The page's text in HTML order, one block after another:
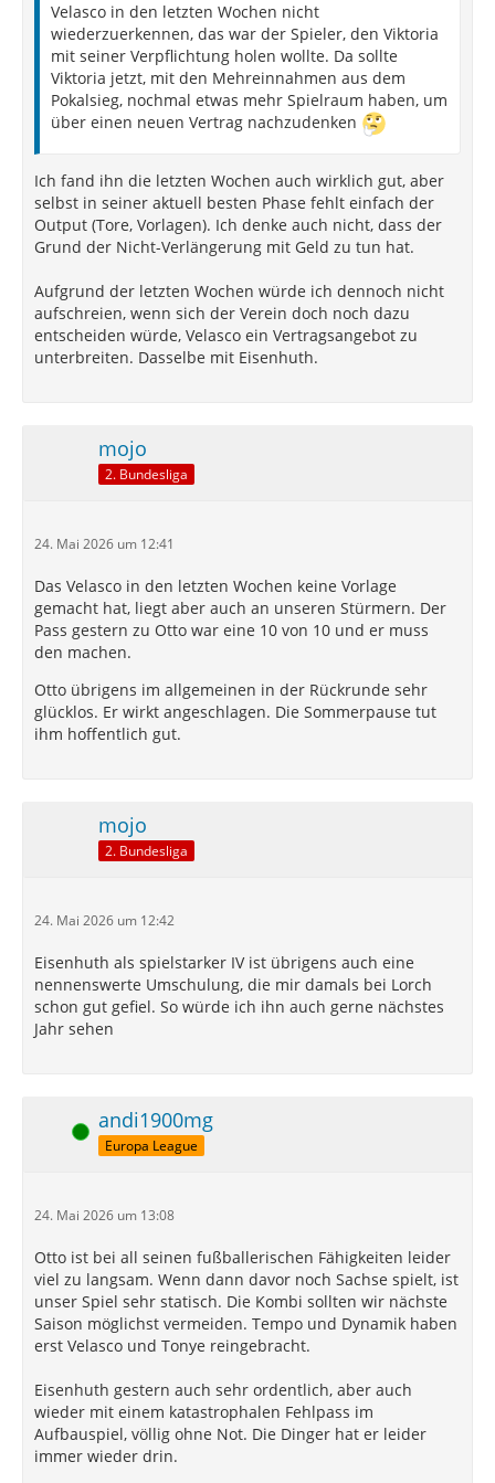
Velasco in den letzten Wochen nicht
wiederzuerkennen, das war der Spieler, den Viktoria
mit seiner Verpflichtung holen wollte. Da sollte
Viktoria jetzt, mit den Mehreinnahmen aus dem
Pokalsieg, nochmal etwas mehr Spielraum haben, um
über einen neuen Vertrag nachzudenken
Ich fand ihn die letzten Wochen auch wirklich gut, aber
selbst in seiner aktuell besten Phase fehlt einfach der
Output (Tore, Vorlagen). Ich denke auch nicht, dass der
Grund der Nicht-Verlängerung mit Geld zu tun hat.
Aufgrund der letzten Wochen würde ich dennoch nicht
aufschreien, wenn sich der Verein doch noch dazu
entscheiden würde, Velasco ein Vertragsangebot zu
unterbreiten. Dasselbe mit Eisenhuth.
mojo
2. Bundesliga
24. Mai 2026 um 12:41
Das Velasco in den letzten Wochen keine Vorlage
gemacht hat, liegt aber auch an unseren Stürmern. Der
Pass gestern zu Otto war eine 10 von 10 und er muss
den machen.
Otto übrigens im allgemeinen in der Rückrunde sehr
glücklos. Er wirkt angeschlagen. Die Sommerpause tut
ihm hoffentlich gut.
mojo
2. Bundesliga
24. Mai 2026 um 12:42
Eisenhuth als spielstarker IV ist übrigens auch eine
nennenswerte Umschulung, die mir damals bei Lorch
schon gut gefiel. So würde ich ihn auch gerne nächstes
Jahr sehen
Online andi1900mg
Europa League
24. Mai 2026 um 13:08
Otto ist bei all seinen fußballerischen Fähigkeiten leider
viel zu langsam. Wenn dann davor noch Sachse spielt, ist
unser Spiel sehr statisch. Die Kombi sollten wir nächste
Saison möglichst vermeiden. Tempo und Dynamik haben
erst Velasco und Tonye reingebracht.
Eisenhuth gestern auch sehr ordentlich, aber auch
wieder mit einem katastrophalen Fehlpass im
Aufbauspiel, völlig ohne Not. Die Dinger hat er leider
immer wieder drin.